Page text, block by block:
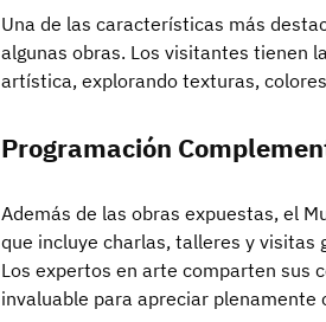
Una de las características más
algunas obras. Los visitantes tienen
artística, explorando texturas,
Programación
Además de las obras expuestas, el
que incluye charlas, talleres y visitas
Los expertos en arte comparten sus
invaluable para apreciar plenamente